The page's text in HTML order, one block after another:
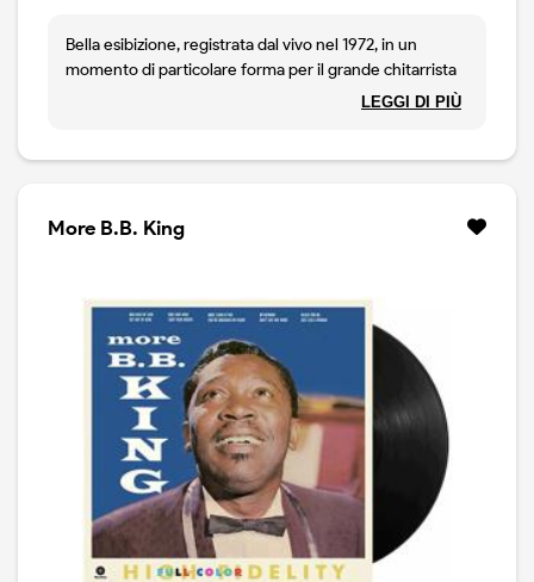
Bella esibizione, registrata dal vivo nel 1972, in un
momento di particolare forma per il grande chitarrista
blues. Accompagnato da una solida band, il King
da una trasmissione radio del periodo.
LEGGI DI PIÙ
More B.B. King